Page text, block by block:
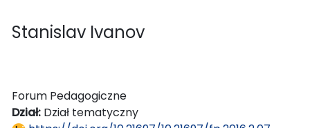
Stanislav Ivanov
Forum Pedagogiczne
Dział: Dział tematyczny